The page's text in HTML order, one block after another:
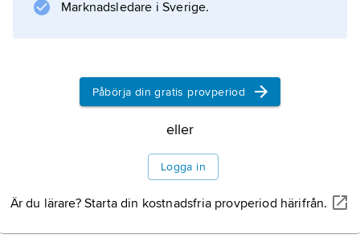
Marknadsledare i Sverige.
Påbörja din gratis provperiod
eller
Logga in
Är du lärare? Starta din kostnadsfria provperiod härifrån.